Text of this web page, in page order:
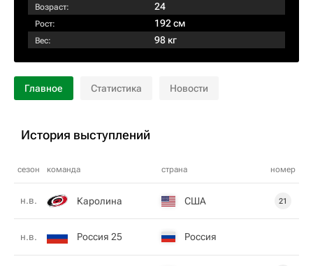
Возраст: 24
Рост: 192 см
Вес: 98 кг
Главное Статистика Новости
История выступлений
сезон команда страна номер
н.в. Каролина США 21
н.в. Россия 25 Россия